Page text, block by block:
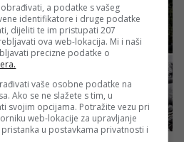
a podatke s vašeg
identifikatore i druge podatke
dijeliti te im pristupati 207
ova web-lokacija. Mi i naši
precizne podatke o
vaše osobne podatke na
Ako se ne slažete s tim, u
svojim opcijama. Potražite vezu pri
web-lokacije za upravljanje
u postavkama privatnosti i